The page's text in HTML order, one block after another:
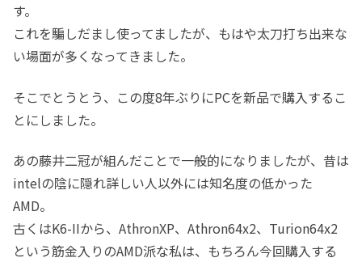
す。
これを騙しだまし使ってましたが、もはや太刀打ち出来な
い場面が多くなってきました。
そこでとうとう、この度8年ぶりにPCを新品で購入するこ
とにしました。
あの藤井二冠が組んだことで一般的になりましたが、昔は
intelの陰に隠れ詳しい人以外には知名度の低かった
AMD。
古くはK6-IIから、AthronXP、Athron64x2、Turion64x2
という筋金入りのAMD派な私は、もちろん今回購入する